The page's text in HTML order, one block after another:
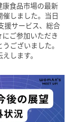
康食品市場の最新
催しました。当日
援サービス、総合
ご参加いただき
ございました。
します。